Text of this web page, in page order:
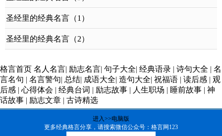
圣经里的经典名言（1）
圣经里的经典名言（2）
格言首页 名人名言| 励志名言| 句子大全| 经典语录 | 诗句大全 | 名
言名句 | 名言警句| 总结| 成语大全| 造句大全| 祝福语 | 读后感 | 观
后感 | 心得体会 | 经典台词 | 励志故事 | 人生职场 | 睡前故事 | 神
话故事 | 励志文章 | 古诗精选
进入>>电脑版
更多经典格言分享，请搜索微信公众号：格言网123